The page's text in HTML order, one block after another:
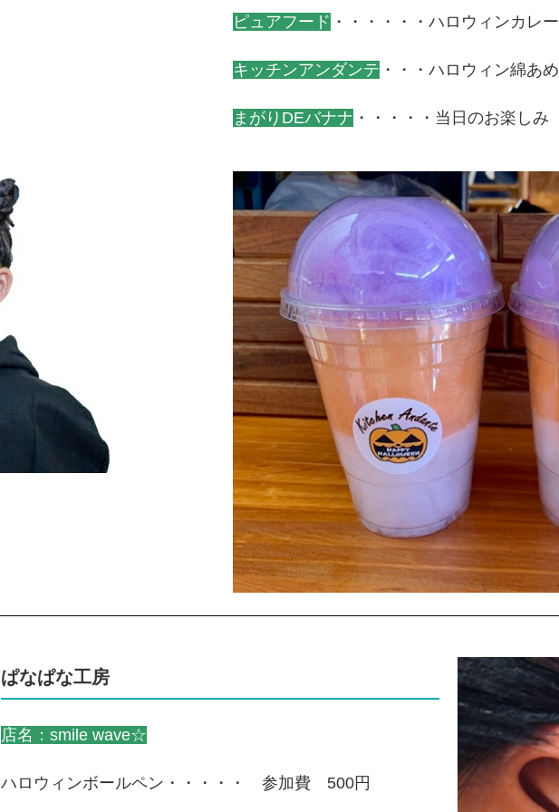
ピュアフード ・・・・・・ハロウィンカレー
キッチンアンダンテ ・・・ハロウィン綿あめ
まがりDEバナナ ・・・・・当日のお楽しみ
ぱなぱな工房
店名：smile wave☆
ハロウィンボールペン・・・・・ 参加費 500円